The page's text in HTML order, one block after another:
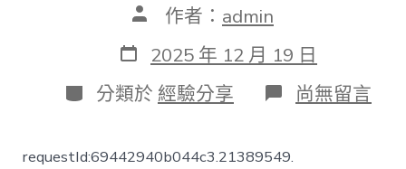
文
作
者
作者： admin
發
表
日
期
2025 年 12 月 19 日
分
類
分類於 經驗分享 在
〈《落
尚無留言
requestId:69442940b044c3.21389549.